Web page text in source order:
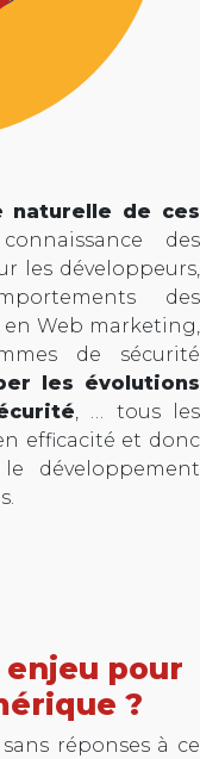
naturelle de ces
des
les développeurs,
des
Web marketing,
de sécurité
les évolutions
, … tous les
efficacité et donc
développement
enjeu pour
?
réponses à ce